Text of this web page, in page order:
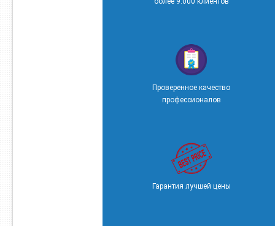
Проверенное качество
профессионалов
Гарантия лучшей цены